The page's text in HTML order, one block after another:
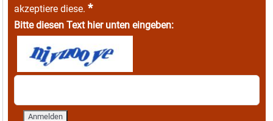
akzeptiere diese. *
Bitte diesen Text hier unten eingeben: